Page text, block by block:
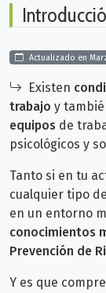
Actualizado en
Existen
trabajo y
equipos de
psicológicos y
Tanto si en tu
cualquier tipo
en un entorno
conocimientos
Prevención de
Y es que